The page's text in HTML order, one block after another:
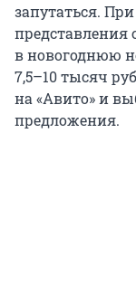
запутаться.
представления
в новогоднюю
7,5–10 тысяч
на «Авито» и
предложения.